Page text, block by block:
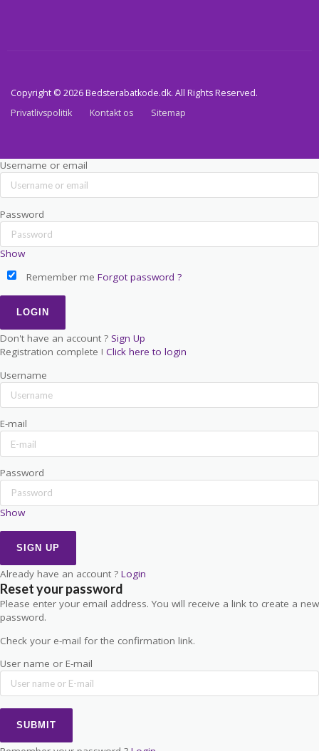
Copyright © 2026 Bedsterabatkode.dk. All Rights Reserved.
Privatlivspolitik
Kontakt os Sitemap
Username or email
Password
Show
Remember me Forgot password ?
Don't have an account ? Sign Up
Registration complete ! Click here to login
Username
E-mail
Password
Show
Already have an account ? Login
Reset your password
Please enter your email address. You will receive a link to create a new
password.
Check your e-mail for the confirmation link.
User name or E-mail